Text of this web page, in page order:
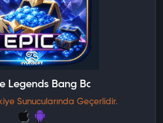
Legends Bang Bang Monthly
Sunucularında Geçerlidir.